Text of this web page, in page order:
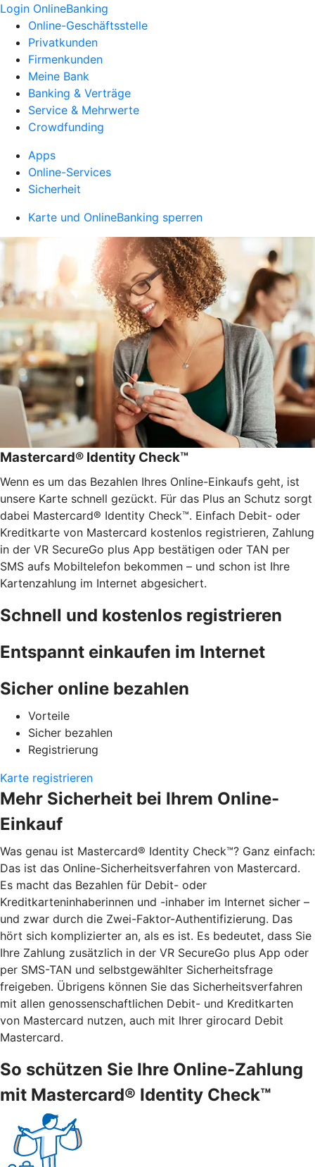
Login OnlineBanking
Online-Geschäftsstelle
Privatkunden
Firmenkunden
Meine Bank
Banking & Verträge
Service & Mehrwerte
Crowdfunding
Apps
Online-Services
Sicherheit
Karte und OnlineBanking sperren
Mastercard® Identity Check™
Wenn es um das Bezahlen Ihres Online-Einkaufs geht, ist
unsere Karte schnell gezückt. Für das Plus an Schutz sorgt
dabei Mastercard® Identity Check™. Einfach Debit- oder
Kreditkarte von Mastercard kostenlos registrieren, Zahlung
in der VR SecureGo plus App bestätigen oder TAN per
SMS aufs Mobiltelefon bekommen – und schon ist Ihre
Kartenzahlung im Internet abgesichert.
Schnell und kostenlos registrieren
Entspannt einkaufen im Internet
Sicher online bezahlen
Vorteile
Sicher bezahlen
Registrierung
Karte registrieren
Mehr Sicherheit bei Ihrem Online-
Einkauf
Was genau ist Mastercard® Identity Check™? Ganz einfach:
Das ist das Online-Sicherheitsverfahren von Mastercard.
Es macht das Bezahlen für Debit- oder
Kreditkarteninhaberinnen und -inhaber im Internet sicher –
und zwar durch die Zwei-Faktor-Authentifizierung. Das
hört sich komplizierter an, als es ist. Es bedeutet, dass Sie
Ihre Zahlung zusätzlich in der VR SecureGo plus App oder
per SMS-TAN und selbstgewählter Sicherheitsfrage
freigeben. Übrigens können Sie das Sicherheitsverfahren
mit allen genossenschaftlichen Debit- und Kreditkarten
von Mastercard nutzen, auch mit Ihrer girocard Debit
Mastercard.
So schützen Sie Ihre Online-Zahlung
mit Mastercard® Identity Check™